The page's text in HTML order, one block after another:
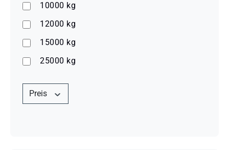
10000 kg
12000 kg
15000 kg
25000 kg
Preis